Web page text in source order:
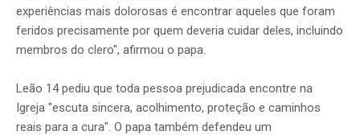
experiências mais dolorosas é encontrar aqueles que foram
feridos precisamente por quem deveria cuidar deles, incluindo
membros do clero", afirmou o papa.
Leão 14 pediu que toda pessoa prejudicada encontre na
Igreja "escuta sincera, acolhimento, proteção e caminhos
reais para a cura". O papa também defendeu um